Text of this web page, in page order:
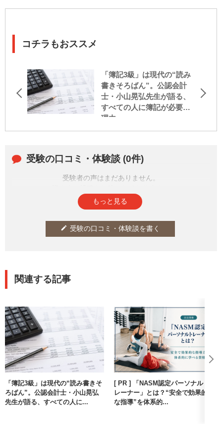
コチラもおススメ
「簿記3級」は現代の“読み
書きそろばん”。公認会計
士・小山晃弘先生が語る、
すべての人に簿記が必要な
理由
受験の口コミ・体験談 (0件)
受験者の声はまだありません。
もっと見る
edit 受験の口コミ・体験談を書く
関連する記事
「簿記3級」は現代の“読み書きそ
ろばん”。公認会計士・小山晃弘
先生が語る、すべての人に...
[ PR ] 「NASM認定パーソナルト
レーナー」とは？“安全で効果的
な指導”を体系的...